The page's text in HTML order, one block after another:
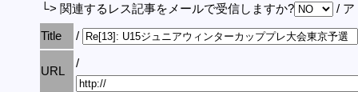
└> 関連するレス記事をメールで受信しますか?
/ ア
Title
/
URL
/